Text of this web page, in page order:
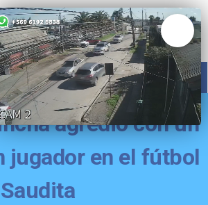
LOCAL DEPORTES
agredió con un
jugador en el fútbol